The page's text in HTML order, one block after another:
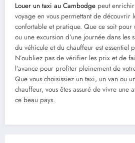
Louer un taxi au Cambodge peut
voyage en vous permettant de découvrir
confortable et pratique. Que ce soit
ou une excursion d’une journée dans les
du véhicule et du chauffeur est essentiel
N’oubliez pas de vérifier les prix et de
l’avance pour profiter pleinement de
Que vous choisissiez un taxi, un van ou
chauffeur, vous êtes assuré de vivre une
ce beau pays.